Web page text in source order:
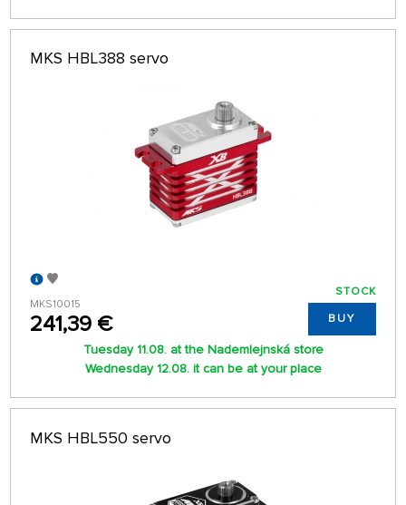
MKS HBL388 servo
MKS10015
241,39 €
STOCK
BUY
Tuesday 11.08. at the Nademlejnská store
Wednesday 12.08. it can be at your place
MKS HBL550 servo